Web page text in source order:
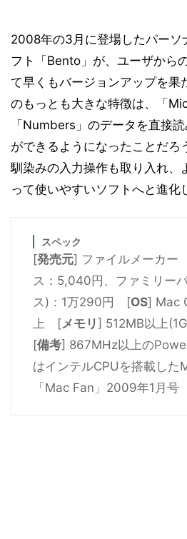
2008年の3月に登場したパーソ
フト「Bento」が、ユーザから
て早くもバージョンアップを果
のもっとも大きな特徴は、「
「Numbers」のデータを直接
ができるようになったことだろ
馴染みの入力操作も取り入れ、
って使いやすいソフトへと進化
スペック
[発売元] ファイルメーカ
ス：5,040円、ファミリー
ス)：1万290円 [OS] Mac
上 [メモリ ] 512MB以上
[備考] 867MHz以上の
はインテルCPUを搭載し
「Mac Fan」2009年1月号